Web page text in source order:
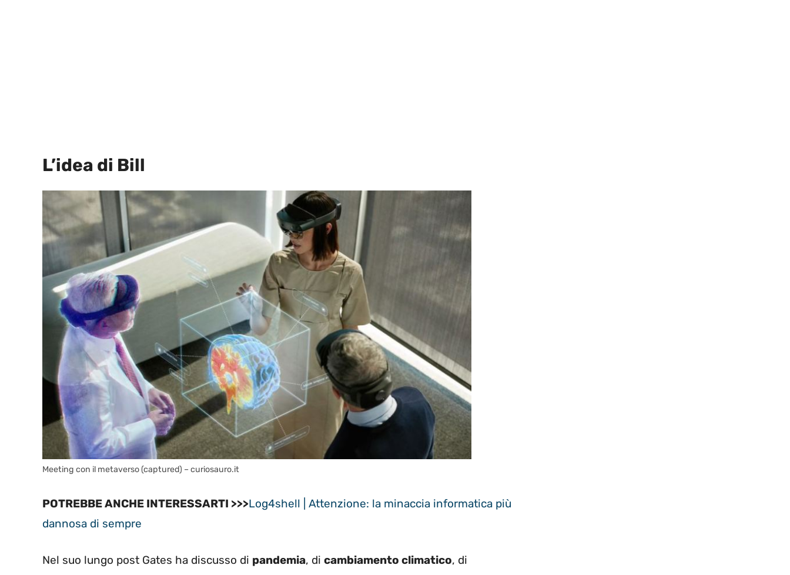
L’idea di Bill
Meeting con il metaverso (captured) – curiosauro.it
POTREBBE ANCHE INTERESSARTI >>>Log4shell | Attenzione: la minaccia informatica più
dannosa di sempre
Nel suo lungo post Gates ha discusso di pandemia, di cambiamento climatico, di